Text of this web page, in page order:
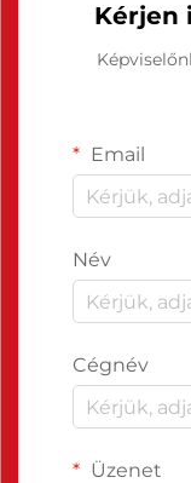
Kérjen
Email
Név
Cégnév
Üzenet